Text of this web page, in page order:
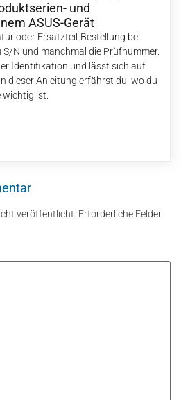
und
ASUS-Gerät
oder Ersatzteil-Bestellung bei
N und manchmal die Prüfnummer.
Identifikation und lässt sich auf
dieser Anleitung erfährst du, wo du
wichtig ist.
veröffentlicht. Erforderliche Felder